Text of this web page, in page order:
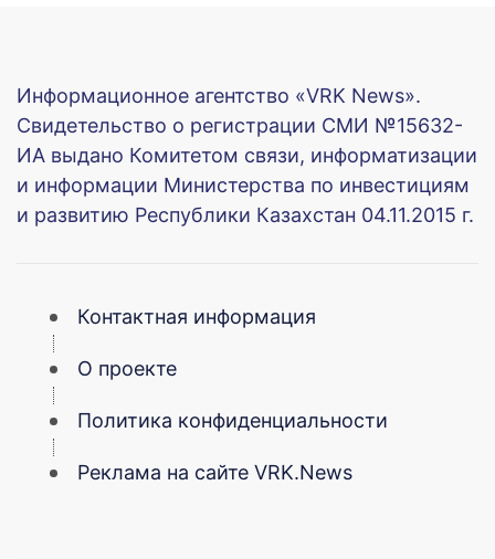
Информационное агентство «VRK News».
Свидетельство о регистрации СМИ №15632-
ИА выдано Комитетом связи, информатизации
и информации Министерства по инвестициям
и развитию Республики Казахстан 04.11.2015 г.
Контактная информация
О проекте
Политика конфиденциальности
Реклама на сайте VRK.News